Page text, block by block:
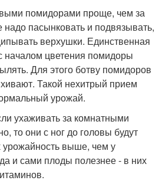
помидорами проще, чем за
пасынковать и подвязывать,
верхушки. Единственная
началом цветения помидоры
Для этого ботву помидоров
Такой нехитрый прием
урожай.
ухаживать за комнатными
то они с ног до головы будут
выше, чем у
и сами плоды полезнее - в них